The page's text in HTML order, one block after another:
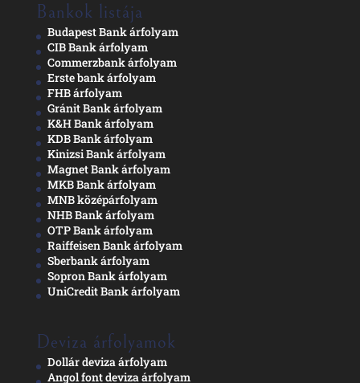
Bankok listája
Budapest Bank árfolyam
CIB Bank árfolyam
Commerzbank árfolyam
Erste bank árfolyam
FHB árfolyam
Gránit Bank árfolyam
K&H Bank árfolyam
KDB Bank árfolyam
Kinizsi Bank árfolyam
Magnet Bank árfolyam
MKB Bank árfolyam
MNB középárfolyam
NHB Bank árfolyam
OTP Bank árfolyam
Raiffeisen Bank árfolyam
Sberbank árfolyam
Sopron Bank árfolyam
UniCredit Bank árfolyam
Deviza árfolyamok
Dollár deviza árfolyam
Angol font deviza árfolyam